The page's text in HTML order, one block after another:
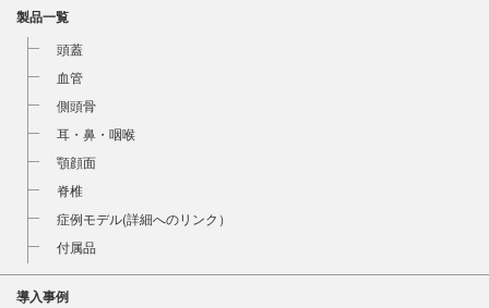
製品一覧
頭蓋
血管
側頭骨
耳・鼻・咽喉
顎顔面
脊椎
症例モデル(詳細へのリンク）
付属品
導入事例